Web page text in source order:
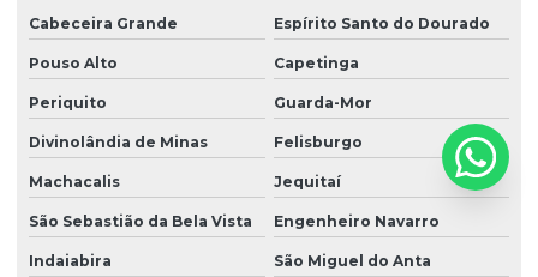
Cabeceira Grande Espírito Santo do Dourado
Pouso Alto Capetinga
Periquito Guarda-Mor
Divinolândia de Minas Felisburgo
Machacalis Jequitaí
São Sebastião da Bela Vista Engenheiro Navarro
Indaiabira São Miguel do Anta